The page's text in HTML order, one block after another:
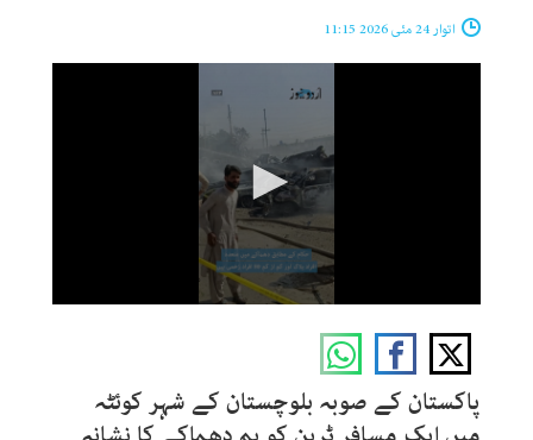
اتوار 24 مئی 2026 11:15
پاکستان کے صوبہ بلوچستان کے شہر کوئٹہ